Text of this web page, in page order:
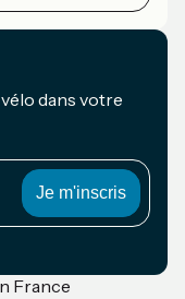
vélo dans votre
France